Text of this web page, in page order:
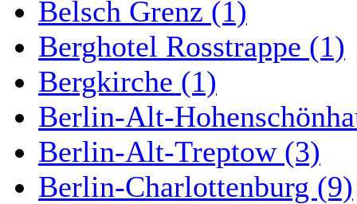
Belsch Grenz (1)
Berghotel Rosstrappe (1)
Bergkirche (1)
Berlin-Alt-
Berlin-Alt-Treptow (3)
Berlin-Charlottenburg (9)